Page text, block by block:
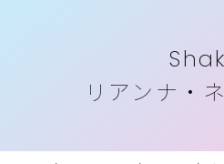
リアンナ・